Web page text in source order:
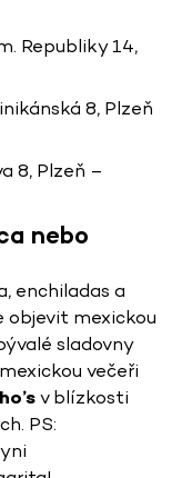
Republiky 14,
8, Plzeň
8, Plzeň –
nebo
enchiladas a
objevit mexickou
sladovny
večeři
v blízkosti
PS: